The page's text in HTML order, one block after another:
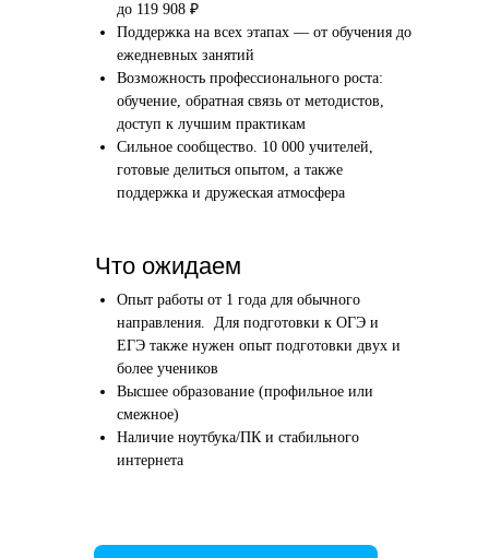
Что ожидаем
до 119 908 ₽
Поддержка на всех этапах — от обучения до
ежедневных занятий
Возможность профессионального роста:
обучение, обратная связь от методистов,
доступ к лучшим практикам
Сильное сообщество. 10 000 учителей,
готовые делиться опытом, а также
поддержка и дружеская атмосфера
Опыт работы от 1 года для обычного
направления. Для подготовки к ОГЭ и
ЕГЭ также нужен опыт подготовки двух и
более учеников
Высшее образование (профильное или
смежное)
Наличие ноутбука/ПК и стабильного
интернета
Английский язык Школьные предметы
Аудиоинтервью
Отвечаете по-английски на 4 вопроса
Начать преподавать